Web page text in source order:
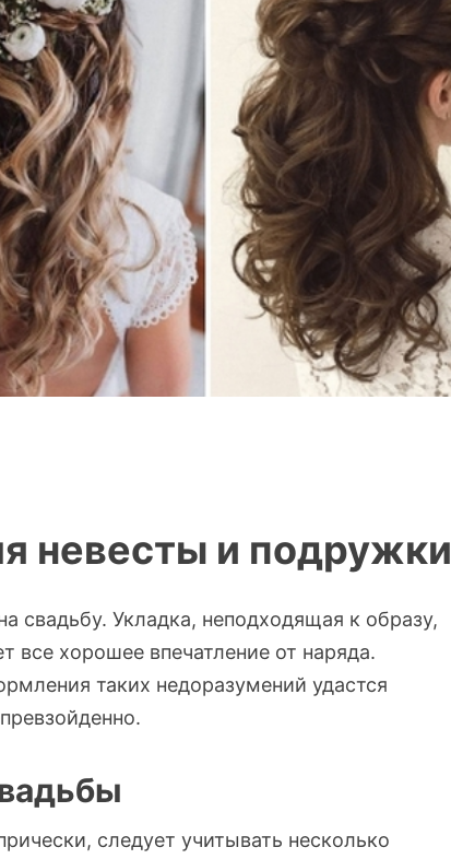
невесты и подружки
свадьбу. Укладка, неподходящая к образу,
все хорошее впечатление от наряда.
таких недоразумений удастся
следует учитывать несколько